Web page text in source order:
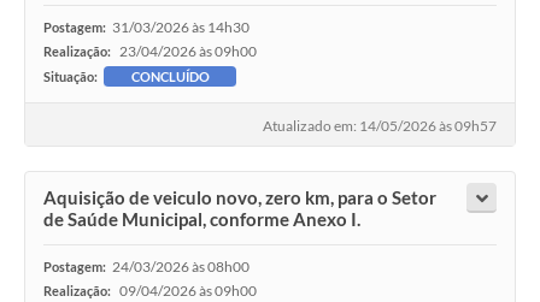
Postagem: 31/03/2026 às 14h30
Realização: 23/04/2026 às 09h00
Situação: CONCLUÍDO
Atualizado em: 14/05/2026 às 09h57
Aquisição de veiculo novo, zero km, para o Setor
de Saúde Municipal, conforme Anexo I.
Postagem: 24/03/2026 às 08h00
Realização: 09/04/2026 às 09h00